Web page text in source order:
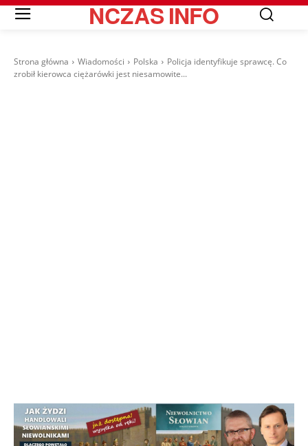
NCZASINFO
Strona główna Wiadomości Polska
Policja identyfikuje sprawcę. Co
zrobił kierowca ciężarówki jest niesamowite...